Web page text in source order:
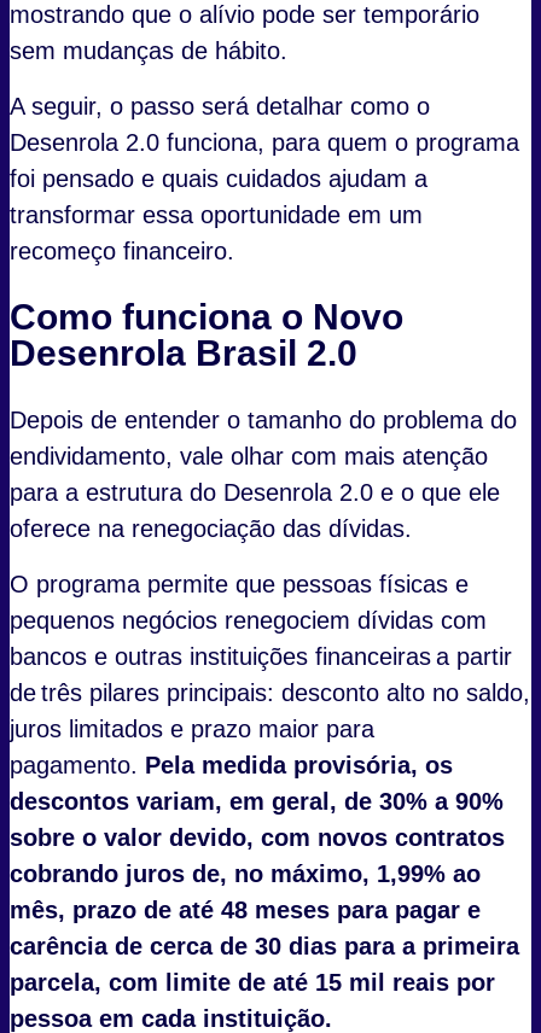
mostrando que o alívio pode ser temporário
sem mudanças de hábito.
A seguir, o passo será detalhar como o
Desenrola 2.0 funciona, para quem o programa
foi pensado e quais cuidados ajudam a
transformar essa oportunidade em um
recomeço financeiro.
Como funciona o Novo
Desenrola Brasil 2.0
Depois de entender o tamanho do problema do
endividamento, vale olhar com mais atenção
para a estrutura do Desenrola 2.0 e o que ele
oferece na renegociação das dívidas.
O programa permite que pessoas físicas e
pequenos negócios renegociem dívidas com
bancos e outras instituições financeiras a partir
de três pilares principais: desconto alto no saldo,
juros limitados e prazo maior para
pagamento. Pela medida provisória, os
descontos variam, em geral, de 30% a 90%
sobre o valor devido, com novos contratos
cobrando juros de, no máximo, 1,99% ao
mês, prazo de até 48 meses para pagar e
carência de cerca de 30 dias para a primeira
parcela, com limite de até 15 mil reais por
pessoa em cada instituição.